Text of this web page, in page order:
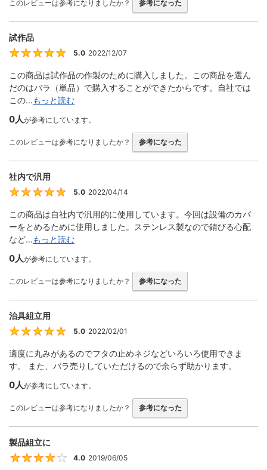
このレビューは参考になりましたか？ 参考になった
試作品
5
5.0 2022/12/07
この商品は試作品の作製のために購入しました。この商品を選ん
だのはバラ（単品）で購入することができたからです。自社では
この...もっと読む
0人が参考にしています。
このレビューは参考になりましたか？ 参考になった
社内で汎用
5
5.0 2022/04/14
この商品は自社内で汎用的に使用しています。今回は設備のカバ
ーをとめるために使用しました。ステンレス製なので錆びる心配
など...もっと読む
0人が参考にしています。
このレビューは参考になりましたか？ 参考になった
治具組立用
5
5.0 2022/02/01
適度に丸みがあるのでフタの止めネジなどいろいろ使用できま
す。 また、バラ売りしていただけるので余らず助かります。
0人が参考にしています。
このレビューは参考になりましたか？ 参考になった
製品組立に
4
4.0 2019/06/05